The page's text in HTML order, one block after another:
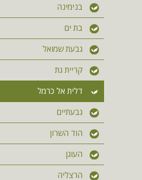
בנימינה
בת ים
גבעת שמואל
קריית גת
דלית אל כרמל
גבעתיים
הוד השרון
העוגן
הרצליה